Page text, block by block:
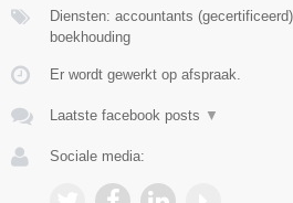
Diensten: accountants
boekhouding
Er wordt gewerkt op afspraak.
Laatste facebook posts ▼
Sociale media: